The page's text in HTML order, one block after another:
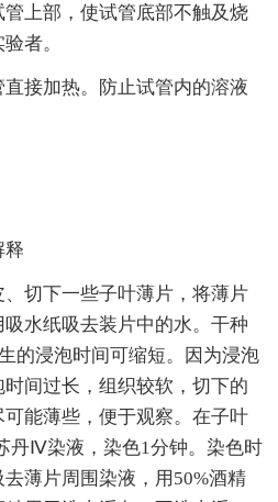
上部，使试管底部不触及烧
者。
接加热。防止试管内的溶液
切下一些子叶薄片，将薄片
水纸吸去装片中的水。干种
的浸泡时间可缩短。因为浸泡
间过长，组织较软，切下的
能薄些，便于观察。在子叶
丹Ⅳ染液，染色1分钟。染色时
薄片周围染液，用50%酒精